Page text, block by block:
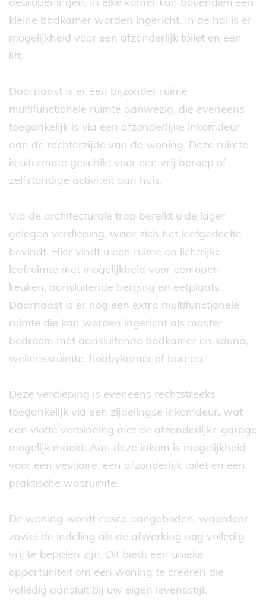
kleine badkamer worden ingericht. In de hal is er
mogelijkheid voor een afzonderlijk toilet en een
lift.
Daarnaast is er een bijzonder ruime
multifunctionele ruimte aanwezig, die eveneens
toegankelijk is via een afzonderlijke inkomdeur
aan de rechterzijde van de woning. Deze ruimte
is uitermate geschikt voor een vrij beroep of
zelfstandige activiteit aan huis.
Via de architecturale trap bereikt u de lager
gelegen verdieping, waar zich het leefgedeelte
bevindt. Hier vindt u een ruime en lichtrijke
leefruimte met mogelijkheid voor een open
keuken, aansluitende berging en eetplaats.
Daarnaast is er nog een extra multifunctionele
ruimte die kan worden ingericht als master
bedroom met aansluitende badkamer en sauna,
wellnessruimte, hobbykamer of bureau.
Deze verdieping is eveneens rechtstreeks
toegankelijk via een zijdelingse inkomdeur, wat
een vlotte verbinding met de afzonderlijke garage
mogelijk maakt. Aan deze inkom is mogelijkheid
voor een vestiaire, een afzonderlijk toilet en een
praktische wasruimte.
De woning wordt casco aangeboden, waardoor
zowel de indeling als de afwerking nog volledig
vrij te bepalen zijn. Dit biedt een unieke
opportuniteit om een woning te creëren die
volledig aansluit bij uw eigen levensstijl.